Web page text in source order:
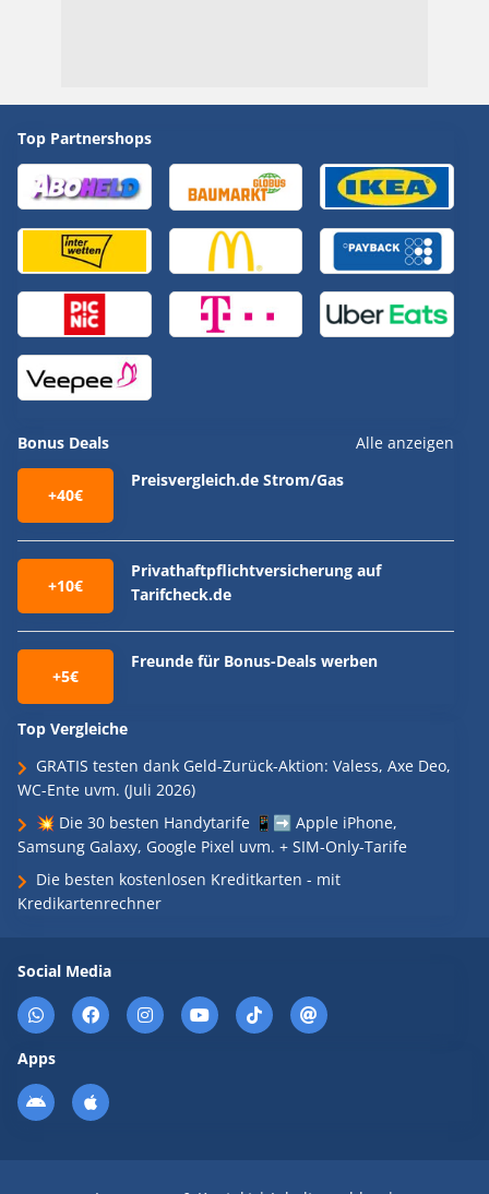
Top Partnershops
Bonus Deals Alle anzeigen
+40€
Preisvergleich.de Strom/Gas
+10€
Privathaftpflichtversicherung auf
Tarifcheck.de
+5€
Freunde für Bonus-Deals werben
Top Vergleiche
GRATIS testen dank Geld-Zurück-Aktion: Valess, Axe Deo,
WC-Ente uvm. (Juli 2026)
💥 Die 30 besten Handytarife 📱➡️ Apple iPhone,
Samsung Galaxy, Google Pixel uvm. + SIM-Only-Tarife
Die besten kostenlosen Kreditkarten - mit
Kredikartenrechner
Social Media
Apps